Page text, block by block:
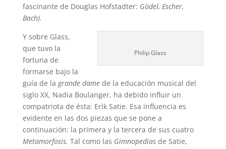
fascinante de Douglas Hofstadter: Gödel, Escher,
Bach).
Philip Glass
Y sobre Glass,
que tuvo la
fortuna de
formarse bajo la
guía de la grande damede la educación musical del
siglo XX, Nadia Boulanger, ha debido influir un
compatriota de ésta: Erik Satie. Esa influencia es
evidente en las dos piezas que se pone a
continuación: la primera y la tercera de sus cuatro
Metamorfosis. Tal como las Gimnopediasde Satie,